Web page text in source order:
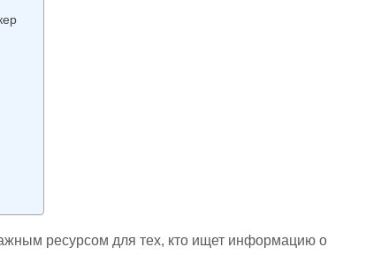
ресурсом для тех, кто ищет информацию о